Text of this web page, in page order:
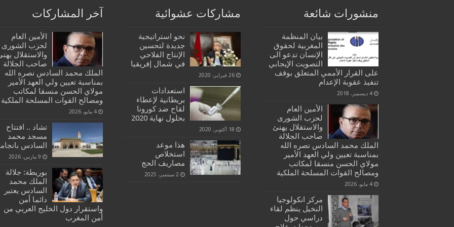
منشورات شائعة
بيان المنظمة
المغربية لحقوق
الإنسان تدعو الى
التصويت الإيجابي
على القرار الأممي المتعلق بوقف
تنفيذ عقوبة الإعدام
4 ديسمبر، 2018
الأمين العام
لحزب الشورى
والاستقلال يهنئ
صاحب الجلالة
الملك محمد السادس نصره الله
بمناسبة تعيين ولي العهد الأمير
مولاي الحسن منسقا لمكاتب
ومصالح القوات المسلحة الملكية
4 مايو، 2026
مركز انكولوجيا
النخيل ينظم لقاء
دراسي حول
مشاركات عشوائية
نحو استراتيجية
جديدة لتحسين
الإنتاج الفلاحي
في شمال إفريقيا
26 فبراير، 2020
استعدادات
بريطانية لإعطاء
لقاح ضد كورونا
بحلول نهاية 2020
18 أكتوبر، 2020
هذا موعد
استخلاص
مصاريف الحج
2 سبتمبر، 2025
آخر المشاركات
الأمين العام
لحزب الشورى
والاستقلال
صاحب الجلالة
الملك محمد السادس نصره الله
بمناسبة تعيين ولي العهد الأمير
مولاي الحسن منسقا لمكاتب
ومصالح القوات المسلحة الملكية
4 مايو، 2026
تشاد .. افتتاح
مسجد محمد
السادس
9 مارس، 2026
بوريطة: جلالة
الملك محمد
السادس يعتبر
دائما أمن
واستقرار دول الخليج العربي من
أمن المغرب